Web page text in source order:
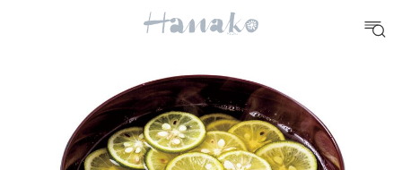
10 CATEGORIES
FOOD
おいしい
TRAVEL